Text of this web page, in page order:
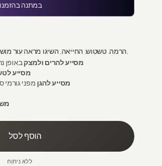
במתנה
הרמה. טשטוש. החייאה. השיגו מראה עור מושלם עם אפקט מתיחה מיידי וטכנולוגיית טשטוש סופט-פוקוס.
מסייע להרים ולמצקבאופן
מסייע
מסייע להגן מפני גורמי
הוסף לסל
ללא ניחוח